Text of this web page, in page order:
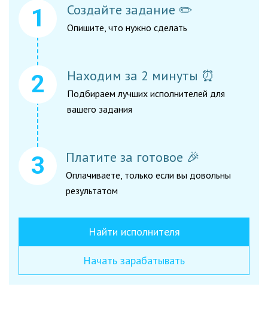
Создайте задание ✏️
Опишите, что нужно сделать
Находим за 2 минуты ⏰
Подбираем лучших исполнителей для
вашего задания
Платите за готовое 🎉
Оплачиваете, только если вы довольны
результатом
Найти исполнителя
Начать зарабатывать